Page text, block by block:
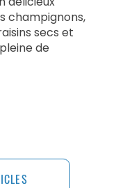
champignons,
secs et
de